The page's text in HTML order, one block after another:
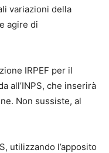
variazioni della
agire di
IRPEF per il
all’INPS, che inserirà
Non sussiste, al
utilizzando l’apposito